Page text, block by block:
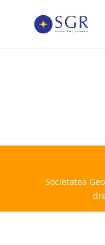
Societatea